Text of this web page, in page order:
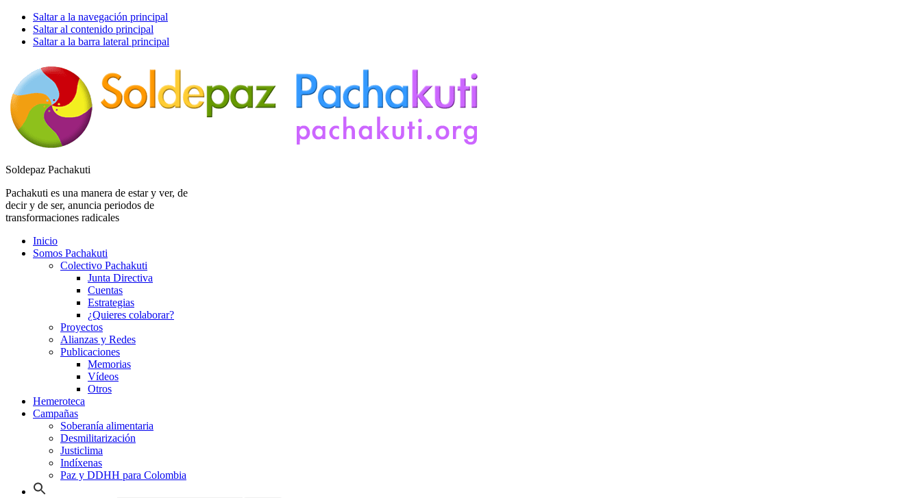
Saltar a la navegación principal
Saltar al contenido principal
Saltar a la barra lateral principal
Soldepaz Pachakuti
Pachakuti es una manera de estar y ver, de
decir y de ser, anuncia periodos de
transformaciones radicales
Inicio
Somos Pachakuti
Colectivo Pachakuti
Junta Directiva
Cuentas
Estrategias
¿Quieres colaborar?
Proyectos
Alianzas y Redes
Publicaciones
Memorias
Vídeos
Otros
Hemeroteca
Campañas
Soberanía alimentaria
Desmilitarización
Justiclima
Indíxenas
Paz y DDHH para Colombia